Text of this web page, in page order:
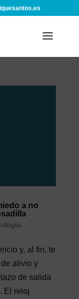
a no
y, al fin, te
alivio y
de salida
El reloj